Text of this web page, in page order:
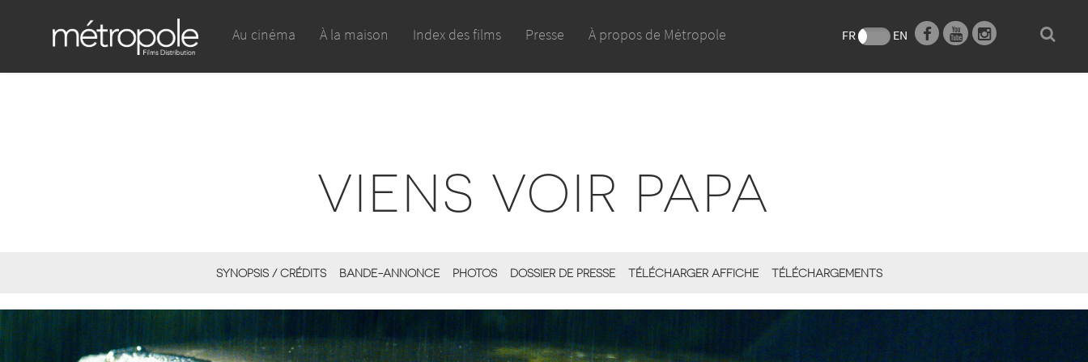
Au cinéma À la maison Index des films Presse À propos de Métropole FR EN
VIENS VOIR PAPA
SYNOPSIS / CRÉDITS BANDE-ANNONCE PHOTOS DOSSIER DE PRESSE TÉLÉCHARGER AFFICHE TÉLÉCHARGEMENTS